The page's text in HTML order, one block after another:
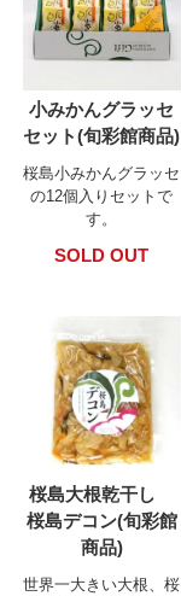
小みかんグラッセ
セット(旬彩館商品)
桜島小みかんグラッセ
の12個入りセットで
す。
SOLD OUT
桜島大根乾干し
桜島デコン(旬彩館
商品)
世界一大きい大根、桜